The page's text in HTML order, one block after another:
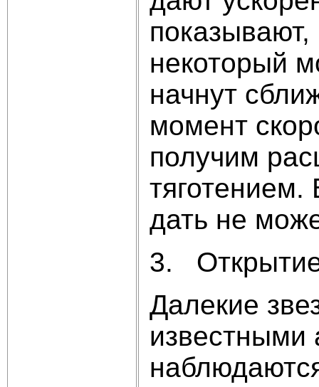
некоторый
начнут
момент
получим
тяготением.
дать не
3.
Далекие
известными